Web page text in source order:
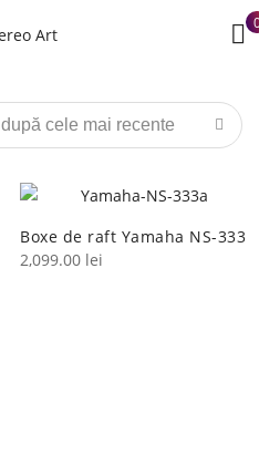
Boxe de raft Yamaha NS-333
2,099.00 lei